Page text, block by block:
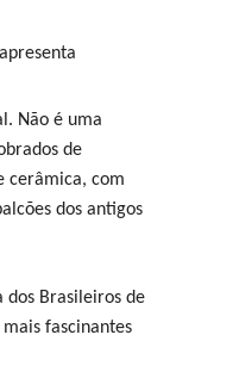
Não é uma
de
cerâmica, com
dos antigos
dos Brasileiros de
fascinantes